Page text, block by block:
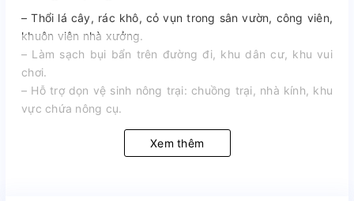
– Thổi lá cây, rác khô, cỏ vụn trong sân vườn, công viên,
khuôn viên nhà xưởng.
– Làm sạch bụi bẩn trên đường đi, khu dân cư, khu vui
chơi.
– Hỗ trợ dọn vệ sinh nông trại: chuồng trại, nhà kính, khu
vực chứa nông cụ.
Xem thêm